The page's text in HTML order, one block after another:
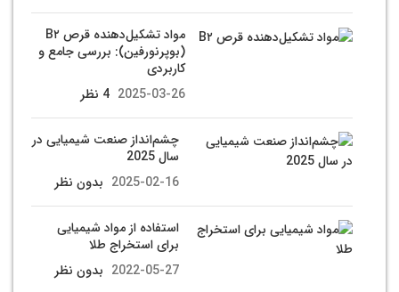
مواد تشکیل‌دهنده قرص B۲
(بوپرنورفین): بررسی جامع و
کاربردی
2025-03-26 4 نظر
چشم‌انداز صنعت شیمیایی در
سال 2025
2025-02-16 بدون نظر
استفاده از مواد شیمیایی
برای استخراج طلا
2022-05-27 بدون نظر